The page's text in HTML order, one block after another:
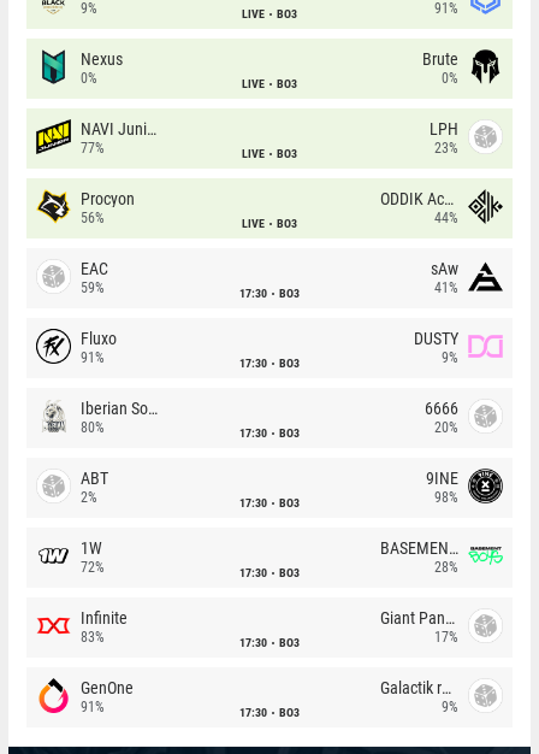
9% LIVE BO3 91%
Nexus
0% LIVE BO3
Brute
0%
NAVI Junior
77% LIVE BO3
LPH
23%
Procyon
56% LIVE BO3
ODDIK Academy
44%
EAC
59% 17:30 BO3
sAw
41%
Fluxo
91% 17:30 BO3
DUSTY
9%
Iberian Soul
80% 17:30 BO3
6666
20%
ABT
2% 17:30 BO3
9INE
98%
1W
72% 17:30 BO3
BASEMENT BOYS
28%
Infinite
83% 17:30 BO3
Giant Pandas
17%
GenOne
91% 17:30 BO3
Galactik rebels
9%